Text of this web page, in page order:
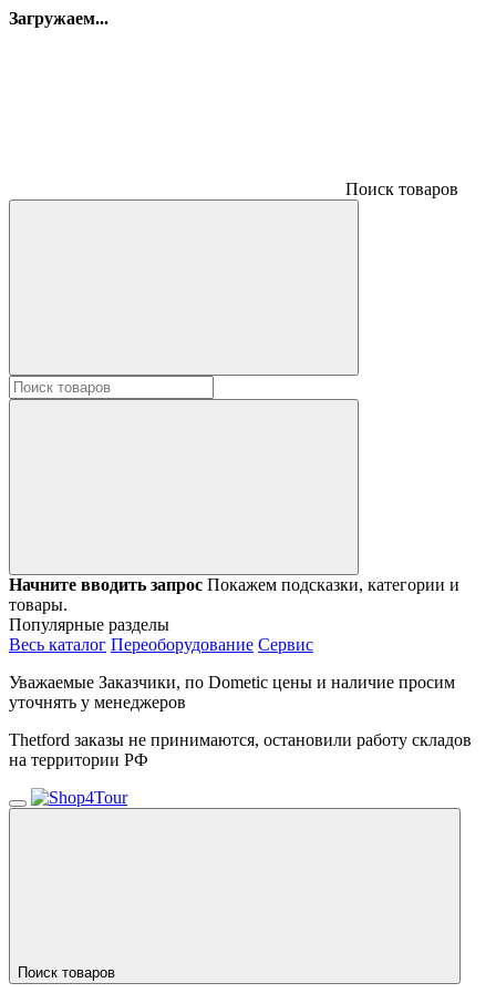
Загружаем...
Поиск товаров
Начните вводить запрос Покажем подсказки, категории и
товары.
Популярные разделы
Весь каталог Переоборудование Сервис
Уважаемые Заказчики, по Dometic цены и наличие просим
уточнять у менеджеров
Thetford заказы не принимаются, остановили работу складов
на территории РФ
Поиск товаров